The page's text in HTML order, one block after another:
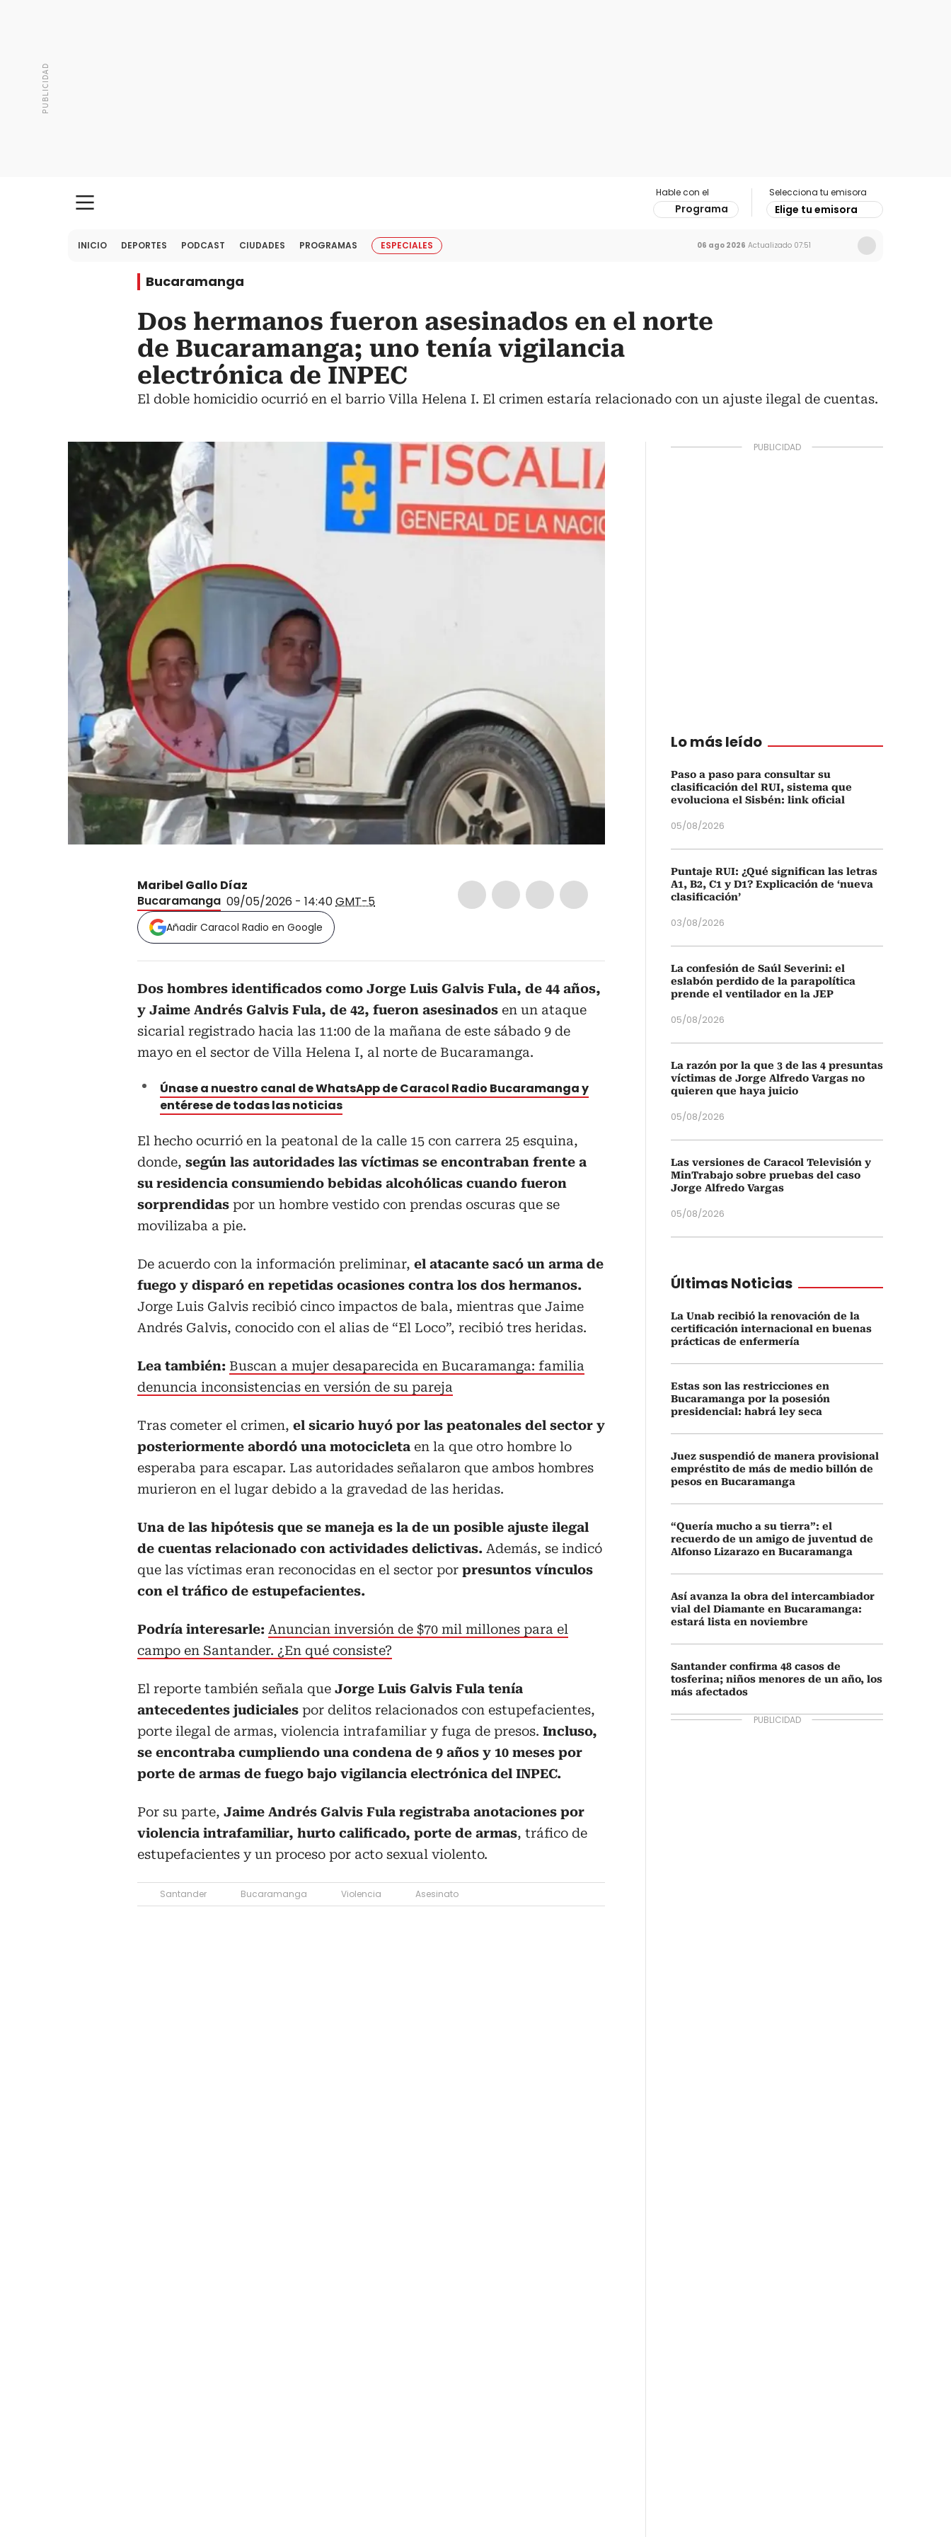
Hable con el
Programa
Selecciona tu emisora
Elige tu emisora
INICIO DEPORTES PODCAST CIUDADES PROGRAMAS ESPECIALES 06 ago 2026 Actualizado 07:51
Bucaramanga
Dos hermanos fueron asesinados en el norte
de Bucaramanga; uno tenía vigilancia
electrónica de INPEC
El doble homicidio ocurrió en el barrio Villa Helena I. El crimen estaría relacionado con un ajuste ilegal de cuentas.
Maribel Gallo Díaz
Bucaramanga 09/05/2026 - 14:40GMT-5
Añadir Caracol Radio en Google
Dos hombres identificados como Jorge Luis Galvis Fula, de 44 años,
y Jaime Andrés Galvis Fula, de 42, fueron asesinados en un ataque
sicarial registrado hacia las 11:00 de la mañana de este sábado 9 de
mayo en el sector de Villa Helena I, al norte de Bucaramanga.
Únase a nuestro canal de WhatsApp de Caracol Radio Bucaramanga y
entérese de todas las noticias
El hecho ocurrió en la peatonal de la calle 15 con carrera 25 esquina,
donde, según las autoridades las víctimas se encontraban frente a
su residencia consumiendo bebidas alcohólicas cuando fueron
sorprendidas por un hombre vestido con prendas oscuras que se
movilizaba a pie.
De acuerdo con la información preliminar, el atacante sacó un arma de
fuego y disparó en repetidas ocasiones contra los dos hermanos.
Jorge Luis Galvis recibió cinco impactos de bala, mientras que Jaime
Andrés Galvis, conocido con el alias de “El Loco”, recibió tres heridas.
Lea también: Buscan a mujer desaparecida en Bucaramanga: familia
denuncia inconsistencias en versión de su pareja
Tras cometer el crimen, el sicario huyó por las peatonales del sector y
posteriormente abordó una motocicleta en la que otro hombre lo
esperaba para escapar. Las autoridades señalaron que ambos hombres
murieron en el lugar debido a la gravedad de las heridas.
Una de las hipótesis que se maneja es la de un posible ajuste ilegal
de cuentas relacionado con actividades delictivas. Además, se indicó
que las víctimas eran reconocidas en el sector por presuntos vínculos
con el tráfico de estupefacientes.
Podría interesarle: Anuncian inversión de $70 mil millones para el
campo en Santander. ¿En qué consiste?
El reporte también señala que Jorge Luis Galvis Fula tenía
antecedentes judiciales por delitos relacionados con estupefacientes,
porte ilegal de armas, violencia intrafamiliar y fuga de presos. Incluso,
se encontraba cumpliendo una condena de 9 años y 10 meses por
porte de armas de fuego bajo vigilancia electrónica del INPEC.
Por su parte, Jaime Andrés Galvis Fula registraba anotaciones por
violencia intrafamiliar, hurto calificado, porte de armas, tráfico de
estupefacientes y un proceso por acto sexual violento.
Santander Bucaramanga Violencia Asesinato
Lo más leído
Paso a paso para consultar su
clasificación del RUI, sistema que
evoluciona el Sisbén: link oficial
05/08/2026
Puntaje RUI: ¿Qué significan las letras
A1, B2, C1 y D1? Explicación de ‘nueva
clasificación’
03/08/2026
La confesión de Saúl Severini: el
eslabón perdido de la parapolítica
prende el ventilador en la JEP
05/08/2026
La razón por la que 3 de las 4 presuntas
víctimas de Jorge Alfredo Vargas no
quieren que haya juicio
05/08/2026
Las versiones de Caracol Televisión y
MinTrabajo sobre pruebas del caso
Jorge Alfredo Vargas
05/08/2026
Últimas Noticias
La Unab recibió la renovación de la
certificación internacional en buenas
prácticas de enfermería
Estas son las restricciones en
Bucaramanga por la posesión
presidencial: habrá ley seca
Juez suspendió de manera provisional
empréstito de más de medio billón de
pesos en Bucaramanga
“Quería mucho a su tierra”: el
recuerdo de un amigo de juventud de
Alfonso Lizarazo en Bucaramanga
Así avanza la obra del intercambiador
vial del Diamante en Bucaramanga:
estará lista en noviembre
Santander confirma 48 casos de
tosferina; niños menores de un año, los
más afectados